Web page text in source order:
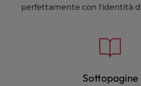
perfettamente con l'identità
Sottopagine